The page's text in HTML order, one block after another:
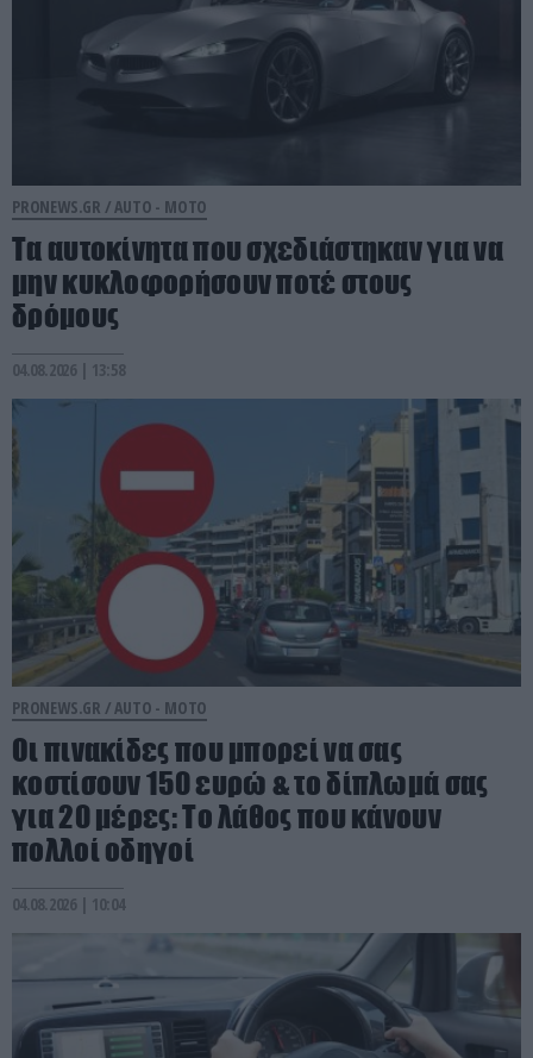
PRONEWS.GR /AUTO - MOTO
Τα αυτοκίνητα που σχεδιάστηκαν για να
μην κυκλοφορήσουν ποτέ στους
δρόμους
04.08.2026 | 13:58
PRONEWS.GR / AUTO - MOTO
Οι πινακίδες που μπορεί να σας
κοστίσουν 150 ευρώ & το δίπλωμά σας
για 20 μέρες: Το λάθος που κάνουν
πολλοί οδηγοί
04.08.2026 | 10:04